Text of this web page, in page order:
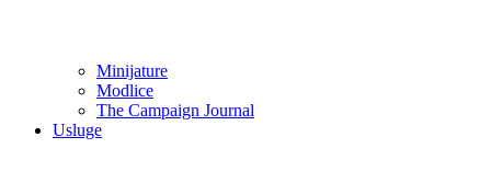
Minijature
Modlice
The Campaign Journal
Usluge